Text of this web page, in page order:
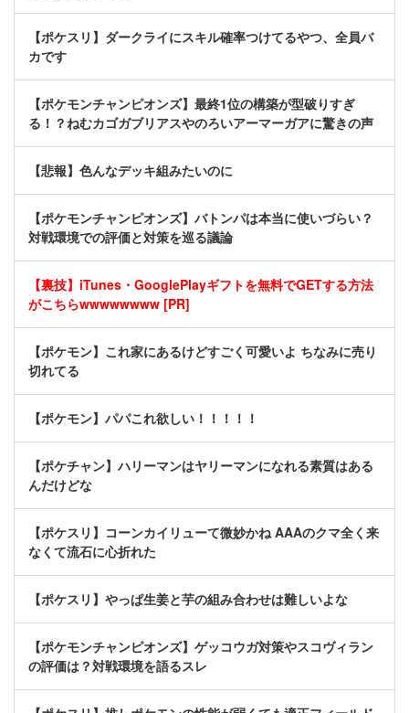
【ポケスリ】ダークライにスキル確率つけてるやつ、全員バ
カです
【ポケモンチャンピオンズ】最終1位の構築が型破りすぎ
る！？ねむカゴガブリアスやのろいアーマーガアに驚きの声
【悲報】色んなデッキ組みたいのに
【ポケモンチャンピオンズ】バトンパは本当に使いづらい？
対戦環境での評価と対策を巡る議論
【裏技】iTunes・GooglePlayギフトを無料でGETする方法
がこちらwwwwwwww [PR]
【ポケモン】これ家にあるけどすごく可愛いよ ちなみに売り
切れてる
【ポケモン】パパこれ欲しい！！！！！
【ポケチャン】ハリーマンはヤリーマンになれる素質はある
んだけどな
【ポケスリ】コーンカイリューて微妙かね AAAのクマ全く来
なくて流石に心折れた
【ポケスリ】やっぱ生姜と芋の組み合わせは難しいよな
【ポケモンチャンピオンズ】ゲッコウガ対策やスコヴィラン
の評価は？対戦環境を語るスレ